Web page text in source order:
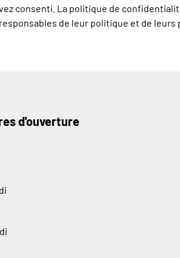
consenti. La politique de
de leur politique et de leurs
d'ouverture